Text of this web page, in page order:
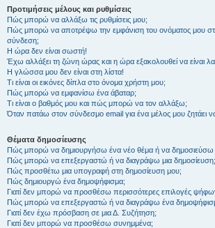
Προτιμήσεις μέλους και ρυθμίσεις
Πώς μπορώ να αλλάξω τις ρυθμίσεις μου;
Πώς μπορώ να αποτρέψω την εμφάνιση του ονόματος μου
σύνδεση;
Η ώρα δεν είναι σωστή!
Έχω αλλάξει τη ζώνη ώρας και η ώρα εξακολουθεί να είναι
Η γλώσσα μου δεν είναι στη λίστα!
Τι είναι οι εικόνες δίπλα στο όνομα χρήστη μου;
Πώς μπορώ να εμφανίσω ένα άβαταρ;
Τι είναι ο βαθμός μου και πώς μπορώ να τον αλλάξω;
Όταν πατάω στον σύνδεσμο email για ένα μέλος μου ζητάει
Θέματα δημοσίευσης
Πώς μπορώ να δημιουργήσω ένα νέο θέμα ή να δημοσιεύσω
Πώς μπορώ να επεξεργαστώ ή να διαγράψω μια δημοσίευση;
Πώς προσθέτω μια υπογραφή στη δημοσίευση μου;
Πώς δημιουργώ ένα δημοψήφισμα;
Γιατί δεν μπορώ να προσθέσω περισσότερες επιλογές
Πώς μπορώ να επεξεργαστώ ή να διαγράψω ένα
Γιατί δεν έχω πρόσβαση σε μια Δ. Συζήτηση;
Γιατί δεν μπορώ να προσθέσω συνημμένα;